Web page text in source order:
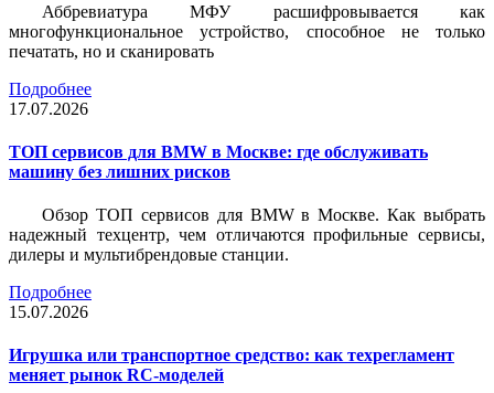
Аббревиатура МФУ расшифровывается как
многофункциональное устройство, способное не только
печатать, но и сканировать
Подробнее
17.07.2026
ТОП сервисов для BMW в Москве: где обслуживать
машину без лишних рисков
Обзор ТОП сервисов для BMW в Москве. Как выбрать
надежный техцентр, чем отличаются профильные сервисы,
дилеры и мультибрендовые станции.
Подробнее
15.07.2026
Игрушка или транспортное средство: как техрегламент
меняет рынок RC-моделей